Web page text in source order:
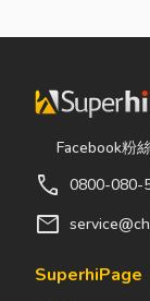
Facebook粉
call 0800-080-
mail
SuperhiPage